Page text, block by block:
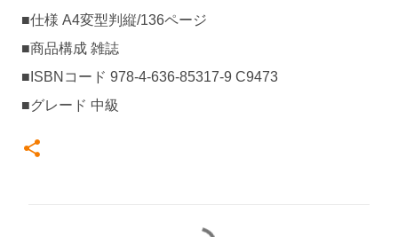
■仕様 A4変型判縦/136ページ
■商品構成 雑誌
■ISBNコード 978-4-636-85317-9 C9473
■グレード 中級